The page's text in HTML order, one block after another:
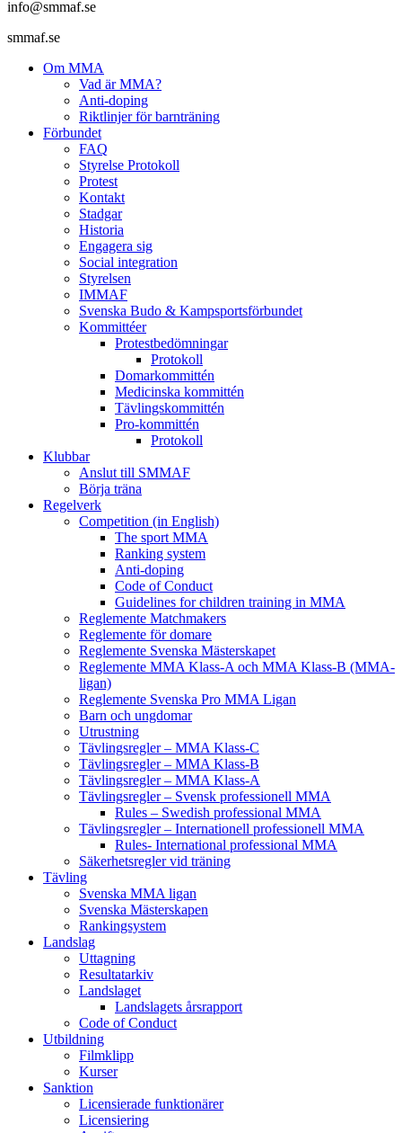
info@smmaf.se
smmaf.se
Om MMA
Vad är MMA?
Anti-doping
Riktlinjer för barnträning
Förbundet
FAQ
Styrelse Protokoll
Protest
Kontakt
Stadgar
Historia
Engagera sig
Social integration
Styrelsen
IMMAF
Svenska Budo & Kampsportsförbundet
Kommittéer
Protestbedömningar
Protokoll
Domarkommittén
Medicinska kommittén
Tävlingskommittén
Pro-kommittén
Protokoll
Klubbar
Anslut till SMMAF
Börja träna
Regelverk
Competition (in English)
The sport MMA
Ranking system
Anti-doping
Code of Conduct
Guidelines for children training in MMA
Reglemente Matchmakers
Reglemente för domare
Reglemente Svenska Mästerskapet
Reglemente MMA Klass-A och MMA Klass-B (MMA-
ligan)
Reglemente Svenska Pro MMA Ligan
Barn och ungdomar
Utrustning
Tävlingsregler – MMA Klass-C
Tävlingsregler – MMA Klass-B
Tävlingsregler – MMA Klass-A
Tävlingsregler – Svensk professionell MMA
Rules – Swedish professional MMA
Tävlingsregler – Internationell professionell MMA
Rules- International professional MMA
Säkerhetsregler vid träning
Tävling
Svenska MMA ligan
Svenska Mästerskapen
Rankingsystem
Landslag
Uttagning
Resultatarkiv
Landslaget
Landslagets årsrapport
Code of Conduct
Utbildning
Filmklipp
Kurser
Sanktion
Licensierade funktionärer
Licensiering